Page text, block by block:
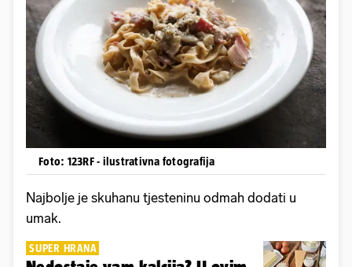
Foto: 123RF - ilustrativna fotografija
Najbolje je skuhanu tjesteninu odmah dodati u
umak.
SUPER HRANA